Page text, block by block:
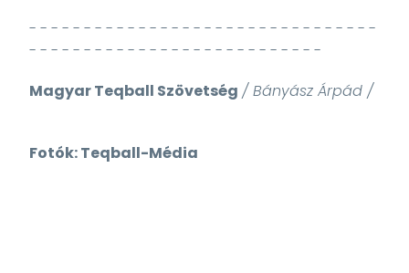
- - - - - - - - - - - - - - - - - - - - - - - - - - - - - - - -
- - - - - - - - - - - - - - - - - - - - - - - - - - -
Magyar Teqball Szövetség / Bányász Árpád /
Fotók: Teqball-Média